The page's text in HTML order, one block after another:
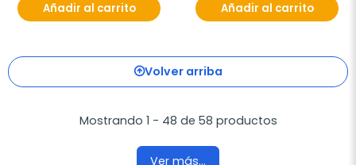
Añadir al carrito Añadir al carrito
Volver arriba
Mostrando 1 - 48 de 58 productos
Ver más...